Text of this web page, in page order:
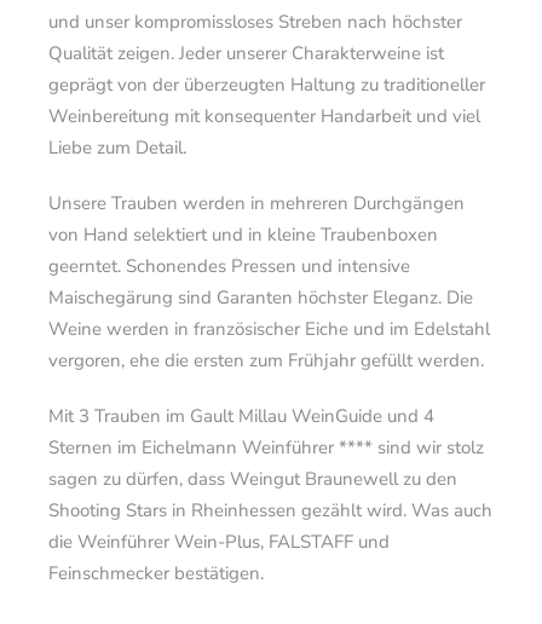
und unser kompromissloses Streben nach höchster
Qualität zeigen. Jeder unserer Charakterweine ist
geprägt von der überzeugten Haltung zu traditioneller
Weinbereitung mit konsequenter Handarbeit und viel
Liebe zum Detail.
Unsere Trauben werden in mehreren Durchgängen
von Hand selektiert und in kleine Traubenboxen
geerntet. Schonendes Pressen und intensive
Maischegärung sind Garanten höchster Eleganz. Die
Weine werden in französischer Eiche und im Edelstahl
vergoren, ehe die ersten zum Frühjahr gefüllt werden.
Mit 3 Trauben im Gault Millau WeinGuide und 4
Sternen im Eichelmann Weinführer **** sind wir stolz
sagen zu dürfen, dass Weingut Braunewell zu den
Shooting Stars in Rheinhessen gezählt wird. Was auch
die Weinführer Wein-Plus, FALSTAFF und
Feinschmecker bestätigen.